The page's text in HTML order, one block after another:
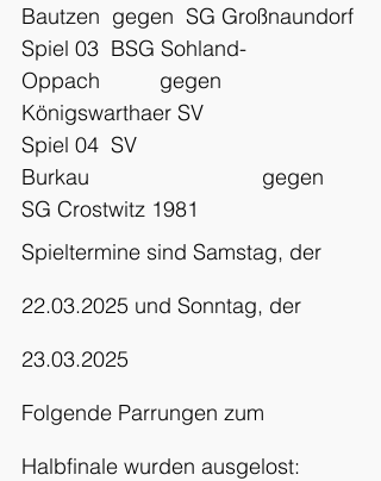
Bautzen  gegen  SG Großnaundorf
Spiel 03  BSG Sohland-
Oppach          gegen
Königswarthaer SV
Spiel 04  SV
Burkau                             gegen
SG Crostwitz 1981
Spieltermine sind Samstag, der
22.03.2025 und Sonntag, der
23.03.2025
Folgende Parrungen zum
Halbfinale wurden ausgelost: